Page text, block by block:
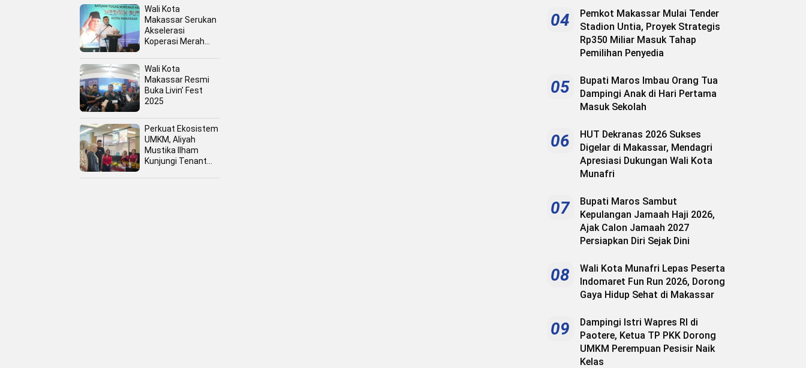
Wali Kota
Makassar Serukan
Akselerasi
Koperasi Merah
Program Presiden
Prabowo
Wali Kota
Makassar Resmi
Buka Livin’ Fest
2025
Perkuat Ekosistem
UMKM, Aliyah
Mustika Ilham
Kunjungi Tenant
04
Pemkot Makassar Mulai Tender
Stadion Untia, Proyek Strategis
Rp350 Miliar Masuk Tahap
Pemilihan Penyedia
05
Bupati Maros Imbau Orang Tua
Dampingi Anak di Hari Pertama
Masuk Sekolah
06
HUT Dekranas 2026 Sukses
Digelar di Makassar, Mendagri
Apresiasi Dukungan Wali Kota
Munafri
07
Bupati Maros Sambut
Kepulangan Jamaah Haji 2026,
Ajak Calon Jamaah 2027
Persiapkan Diri Sejak Dini
08
Wali Kota Munafri Lepas Peserta
Indomaret Fun Run 2026, Dorong
Gaya Hidup Sehat di Makassar
09
Dampingi Istri Wapres RI di
Paotere, Ketua TP PKK Dorong
UMKM Perempuan Pesisir Naik
Kelas